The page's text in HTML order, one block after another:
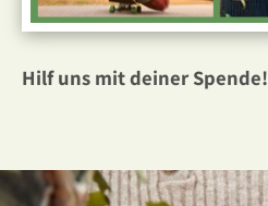
Hilf uns mit deiner Spende!